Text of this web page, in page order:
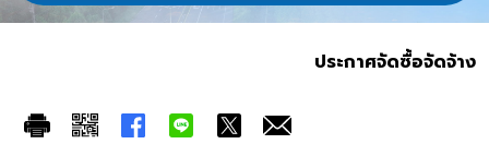
ประกาศจัดซื้อจัดจ้าง